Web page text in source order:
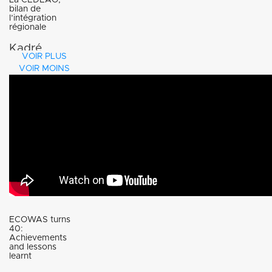
l’Ouest) fête
ses
quarante
ans
sur les
jalons d’une
plus grande
bilan de
l’intégration
régionale
Kadré
Désiré
de la
CEDEAO
dresse le
bilan de
l’intégration
VOIR PLUS
VOIR MOINS
ECOWAS turns
40:
Achievements
and lessons
learnt